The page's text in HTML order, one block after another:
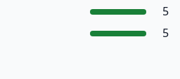
5
5